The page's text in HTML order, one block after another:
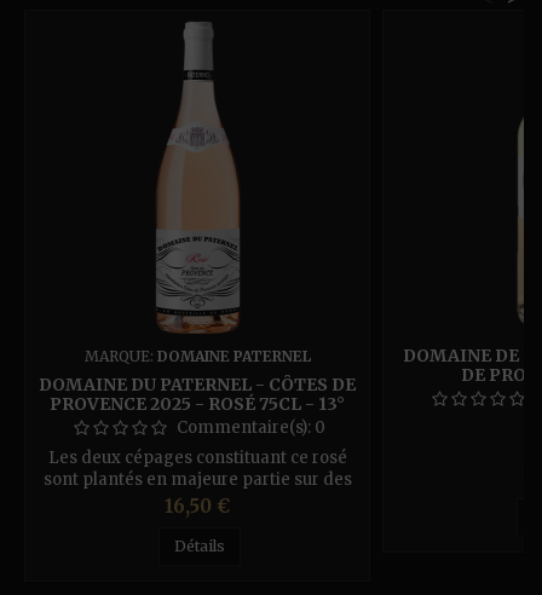
MARQUE: DOMAINE PATERNEL
DOMAINE DU PATERNEL - CÔTES DE
PROVENCE 2025 - ROSÉ 75CL - 13°
Commentaire(s): 0
Les deux cépages constituant ce rosé
sont plantés en majeure partie sur des
grandes étendues argilo-calcaires qui
privilégient un ensoleillement constant.
Les premiers raisins vendangés à
Prix
16,50 €
Détails
DOMAINE DE
DE